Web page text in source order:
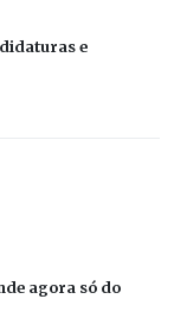
e
agora só do